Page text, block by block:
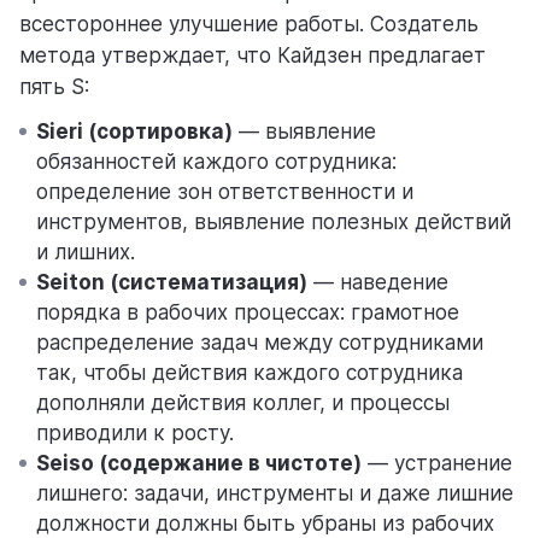
всестороннее улучшение работы. Создатель
метода утверждает, что Кайдзен предлагает
пять S:
Sieri (сортировка) — выявление
обязанностей каждого сотрудника:
определение зон ответственности и
инструментов, выявление полезных действий
и лишних.
Seiton (систематизация) — наведение
порядка в рабочих процессах: грамотное
распределение задач между сотрудниками
так, чтобы действия каждого сотрудника
дополняли действия коллег, и процессы
приводили к росту.
Seiso (содержание в чистоте) — устранение
лишнего: задачи, инструменты и даже лишние
должности должны быть убраны из рабочих